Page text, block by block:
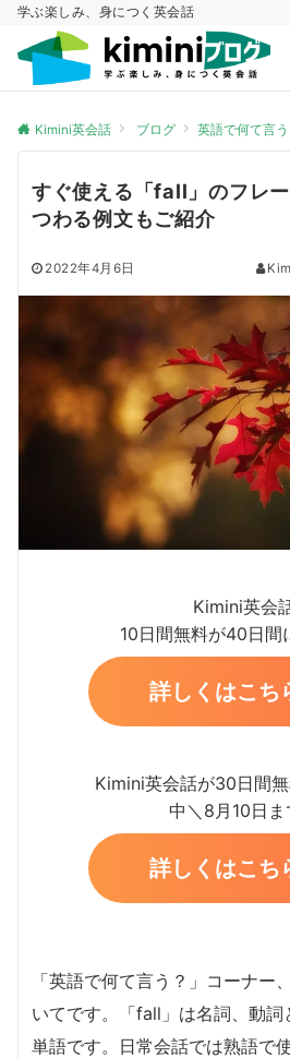
学ぶ楽しみ、身につく英会話
Kimini英会話 ブログ 英語で何て言う
すぐ使える「fall」のフレ
つわる例文もご紹介
2022年4月6日
Kimini英会
10日間無料が40日間
詳しくはこち
Kimini英会話が30日間
中＼8月10日ま
詳しくはこち
「英語で何て言う？」コーナー
いてです。「fall」は名詞、動詞
単語です。日常会話では熟語で